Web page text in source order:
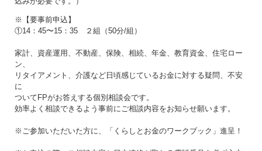
※【要事前申込】
①14：45〜15：35 ２組（50分/組）
家計、資産運用、不動産、保険、相続、年金、教育資金、住宅ロー
ン、
リタイアメント、介護など日頃感じているお金に対する疑問、不安
に
ついてFPがお答えする個別相談会です。
効率よく相談できるよう事前にご相談内容をお知らせ願います。
※ご参加いただいた方に、「くらしとお金のワークブック」進呈！